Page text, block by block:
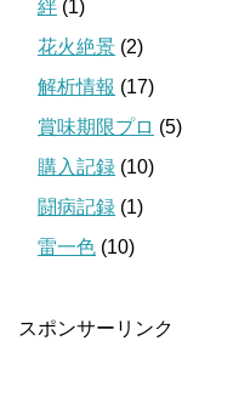
絆 (1)
花火絶景 (2)
解析情報 (17)
賞味期限プロ (5)
購入記録 (10)
闘病記録 (1)
雷一色 (10)
スポンサーリンク